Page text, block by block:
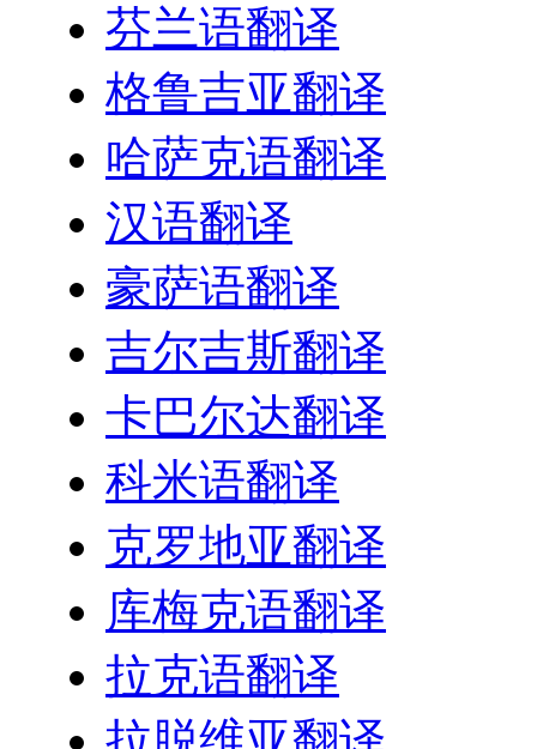
芬兰语翻译
格鲁吉亚翻译
哈萨克语翻译
汉语翻译
豪萨语翻译
吉尔吉斯翻译
卡巴尔达翻译
科米语翻译
克罗地亚翻译
库梅克语翻译
拉克语翻译